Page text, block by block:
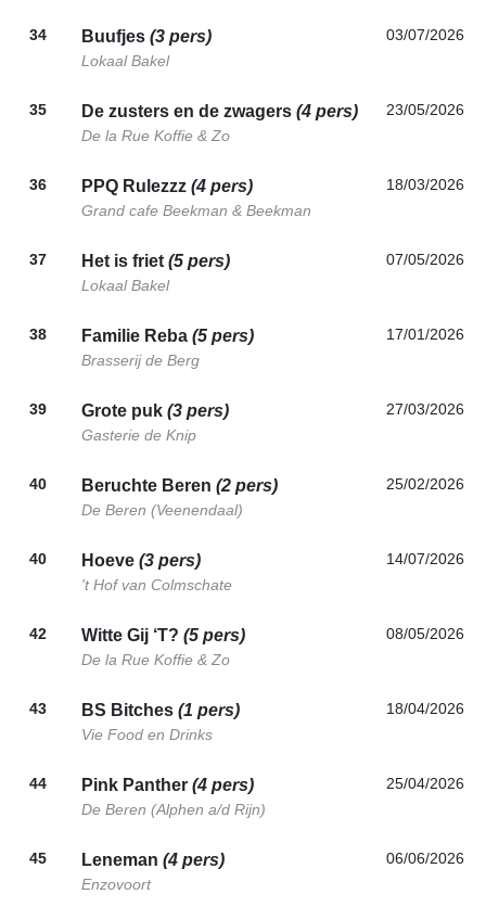
34 Buufjes (3 pers)
Lokaal Bakel
03/07/2026
35 De zusters en de zwagers (4 pers)
De la Rue Koffie & Zo
23/05/2026
36 PPQ Rulezzz (4 pers)
Grand cafe Beekman & Beekman
18/03/2026
37 Het is friet (5 pers)
Lokaal Bakel
07/05/2026
38 Familie Reba (5 pers)
Brasserij de Berg
17/01/2026
39 Grote puk (3 pers)
Gasterie de Knip
27/03/2026
40 Beruchte Beren (2 pers)
De Beren (Veenendaal)
25/02/2026
40 Hoeve (3 pers)
't Hof van Colmschate
14/07/2026
42 Witte Gij ‘T? (5 pers)
De la Rue Koffie & Zo
08/05/2026
43 BS Bitches (1 pers)
Vie Food en Drinks
18/04/2026
44 Pink Panther (4 pers)
De Beren (Alphen a/d Rijn)
25/04/2026
45 Leneman (4 pers)
Enzovoort
06/06/2026